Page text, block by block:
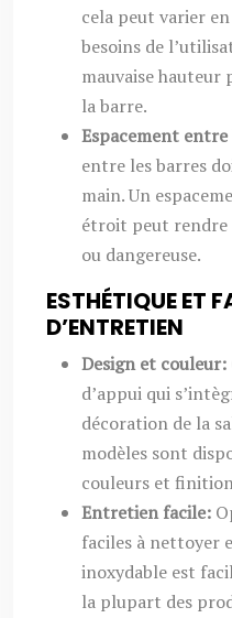
cela peut varier
besoins de
mauvaise hauteur
la barre.
Espacement
entre les barres
main. Un
étroit peut
ou dangereuse.
ESTHÉTIQUE ET
D’ENTRETIEN
Design et couleur:
d’appui qui
décoration de la
modèles sont
couleurs et
Entretien facile:
faciles à nettoyer
inoxydable est
la plupart des